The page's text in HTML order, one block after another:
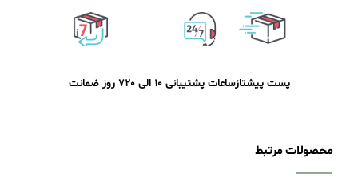
پست پیشتازساعات پشتیبانی 10 الی 20 7 روز ضمانت
محصولات مرتبط